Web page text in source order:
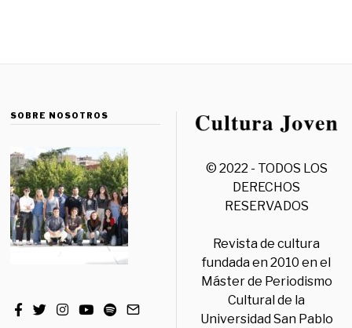
SOBRE NOSOTROS
© 2022 - TODOS LOS
DERECHOS
RESERVADOS
Revista de cultura
fundada en 2010 en el
Máster de Periodismo
Cultural de la
Universidad San Pablo